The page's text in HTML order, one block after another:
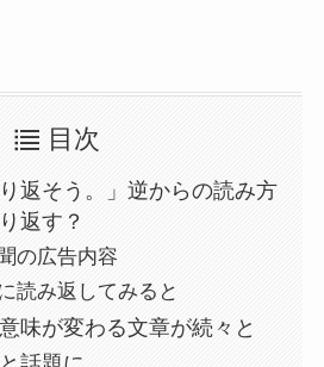
目次
り返そう。」逆からの読み方
返す？
の広告内容
読み返してみると
味が変わる文章が続々と